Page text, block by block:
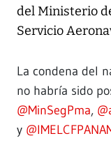
del Ministerio
Servicio
La condena del
no habría sido
@MinSegPma,
y